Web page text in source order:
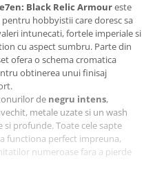
si
Black Relic Armoureste
hobbyistii care doresc sa
intunecati, fortele imperiale si
cu aspect sumbru. Parte din
ofera o schema cromatica
obtinerea unui finisaj
de negru intens,
metale uzate si un wash
profunde. Toate cele sapte
functiona perfect impreuna,
numeroase fara a pierde
Warpaints Fanatic